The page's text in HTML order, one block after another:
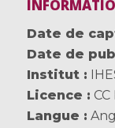
Date de
Date de
Institut
Licence
Langue